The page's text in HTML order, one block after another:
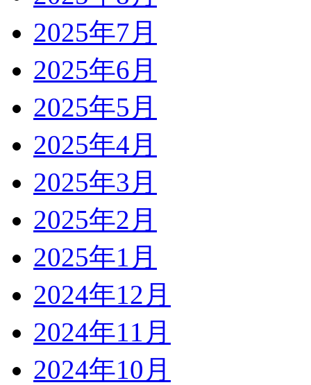
2025年7月
2025年6月
2025年5月
2025年4月
2025年3月
2025年2月
2025年1月
2024年12月
2024年11月
2024年10月